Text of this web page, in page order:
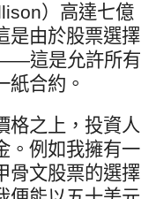
）高達七億
是由於股票選擇
這是允許所有
紙合約。
格之上，投資人
。例如我擁有一
骨文股票的選擇